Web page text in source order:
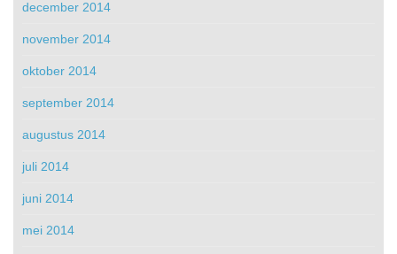
december 2014
november 2014
oktober 2014
september 2014
augustus 2014
juli 2014
juni 2014
mei 2014